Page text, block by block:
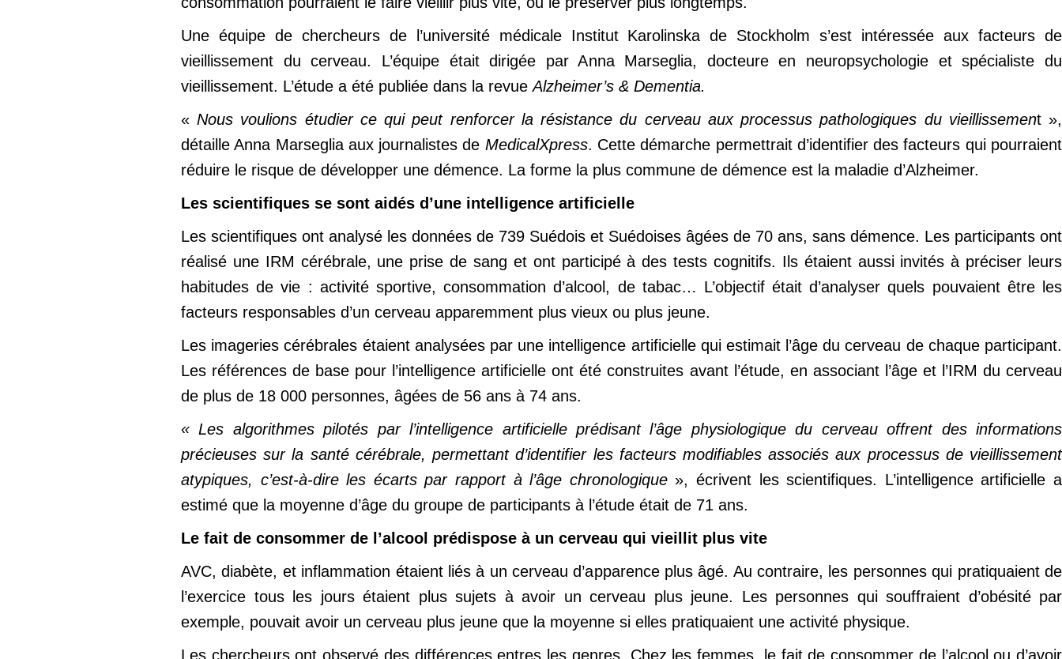
Une équipe de chercheurs de l’université médicale Institut Karolinska de Stockholm s’est intéressée aux facteurs de
vieillissement du cerveau. L’équipe était dirigée par Anna Marseglia, docteure en neuropsychologie et spécialiste du
vieillissement. L’étude a été publiée dans la revueAlzheimer’s & Dementia.
«Nous voulions étudier ce qui peut renforcer la résistance du cerveau aux processus pathologiques du vieillissement »,
détaille Anna Marseglia aux journalistes de MedicalXpress. Cette démarche permettrait d’identifier des facteurs qui pourraient
réduire le risque de développer une démence. La forme la plus commune de démence est la maladie d’Alzheimer.
Les scientifiques se sont aidés d’une intelligence artificielle
Les scientifiques ont analysé les données de 739 Suédois et Suédoises âgées de 70 ans, sans démence. Les participants ont
réalisé une IRM cérébrale, une prise de sang et ont participé à des tests cognitifs. Ils étaient aussi invités à préciser leurs
habitudes de vie : activité sportive, consommation d’alcool, de tabac… L’objectif était d’analyser quels pouvaient être les
facteurs responsables d’un cerveau apparemment plus vieux ou plus jeune.
Les imageries cérébrales étaient analysées par une intelligence artificielle qui estimait l’âge du cerveau de chaque participant.
Les références de base pour l’intelligence artificielle ont été construites avant l’étude, en associant l’âge et l’IRM du cerveau
de plus de 18 000 personnes, âgées de 56 ans à 74 ans.
« Les algorithmes pilotés par l’intelligence artificielle prédisant l’âge physiologique du cerveau offrent des informations
précieuses sur la santé cérébrale, permettant d’identifier les facteurs modifiables associés aux processus de vieillissement
atypiques, c’est-à-dire les écarts par rapport à l’âge chronologique», écrivent les scientifiques. L’intelligence artificielle a
estimé que la moyenne d’âge du groupe de participants à l’étude était de 71 ans.
Le fait de consommer de l’alcool prédispose à un cerveau qui vieillit plus vite
AVC, diabète, et inflammation étaient liés à un cerveau d’apparence plus âgé. Au contraire, les personnes qui pratiquaient de
l’exercice tous les jours étaient plus sujets à avoir un cerveau plus jeune. Les personnes qui souffraient d’obésité par
exemple, pouvait avoir un cerveau plus jeune que la moyenne si elles pratiquaient une activité physique.
Les chercheurs ont observé des différences entres les genres. Chez les femmes, le fait de consommer de l’alcool ou d’avoir